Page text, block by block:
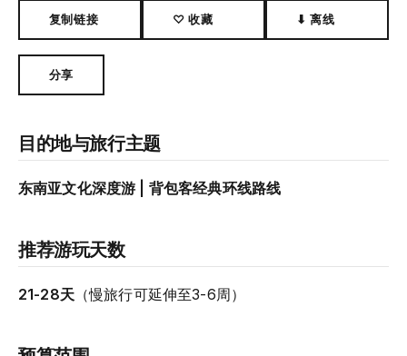
复制链接 ♡ 收藏 ⬇ 离线
分享
目的地与旅行主题
东南亚文化深度游 | 背包客经典环线路线
推荐游玩天数
21-28天（慢旅行可延伸至3-6周）